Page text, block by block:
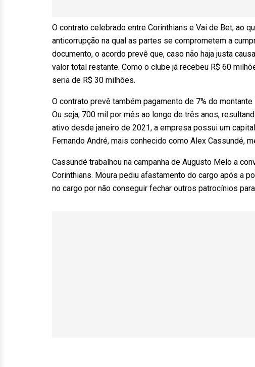
O contrato celebrado entre Corinthians e Vai de Bet, ao
anticorrupção na qual as partes se comprometem a
documento, o acordo prevê que, caso não haja justa
valor total restante. Como o clube já recebeu R$ 60
seria de R$ 30 milhões.
O contrato prevê também pagamento de 7% do
Ou seja, 700 mil por mês ao longo de três anos,
ativo desde janeiro de 2021, a empresa possui um
Fernando André, mais conhecido como Alex Cassundé,
Cassundé trabalhou na campanha de Augusto Melo a
Corinthians. Moura pediu afastamento do cargo após a
no cargo por não conseguir fechar outros patrocínios